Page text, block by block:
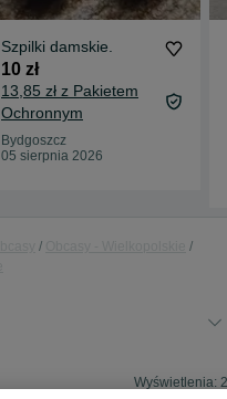
Szpilki damskie.
10 zł
13,85 zł z Pakietem
Ochronnym
Bydgoszcz
05 sierpnia 2026
Wyświetlenia: